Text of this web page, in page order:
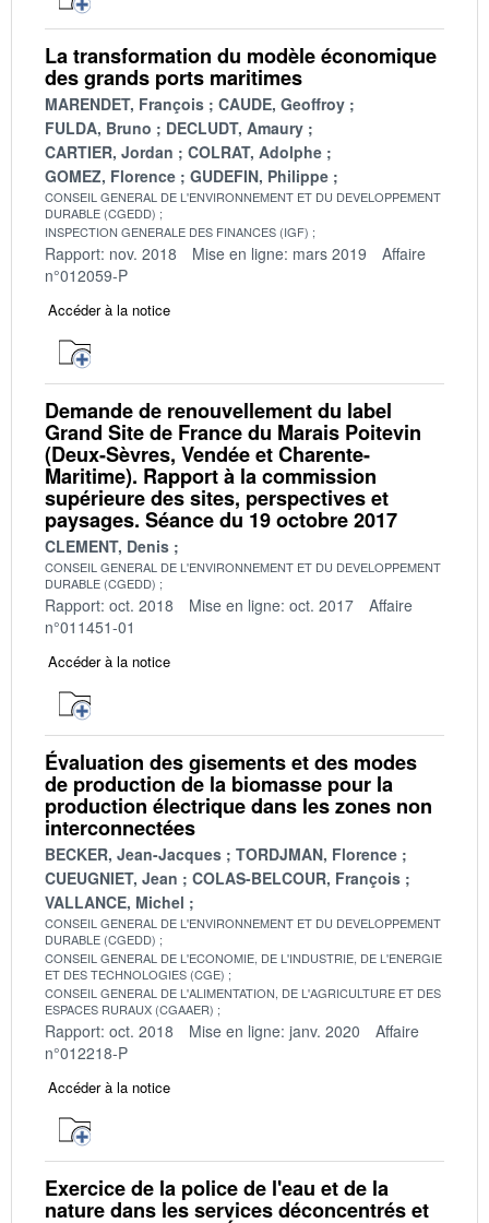
La transformation du modèle économique
des grands ports maritimes
MARENDET, François
CAUDE, Geoffroy
FULDA, Bruno
DECLUDT, Amaury
CARTIER, Jordan
COLRAT, Adolphe
GOMEZ, Florence
GUDEFIN, Philippe
CONSEIL GENERAL DE L'ENVIRONNEMENT ET DU DEVELOPPEMENT
DURABLE (CGEDD)
INSPECTION GENERALE DES FINANCES (IGF)
Rapport: nov. 2018 Mise en ligne: mars 2019
Affaire
n°012059-P
Accéder à la notice
Demande de renouvellement du label
Grand Site de France du Marais Poitevin
(Deux-Sèvres, Vendée et Charente-
Maritime). Rapport à la commission
supérieure des sites, perspectives et
paysages. Séance du 19 octobre 2017
CLEMENT, Denis
CONSEIL GENERAL DE L'ENVIRONNEMENT ET DU DEVELOPPEMENT
DURABLE (CGEDD)
Rapport: oct. 2018 Mise en ligne: oct. 2017
Affaire
n°011451-01
Accéder à la notice
Évaluation des gisements et des modes
de production de la biomasse pour la
production électrique dans les zones non
interconnectées
BECKER, Jean-Jacques
TORDJMAN, Florence
CUEUGNIET, Jean
COLAS-BELCOUR, François
VALLANCE, Michel
CONSEIL GENERAL DE L'ENVIRONNEMENT ET DU DEVELOPPEMENT
DURABLE (CGEDD)
CONSEIL GENERAL DE L'ECONOMIE, DE L'INDUSTRIE, DE L'ENERGIE
ET DES TECHNOLOGIES (CGE)
CONSEIL GENERAL DE L'ALIMENTATION, DE L'AGRICULTURE ET DES
ESPACES RURAUX (CGAAER)
Rapport: oct. 2018 Mise en ligne: janv. 2020
Affaire
n°012218-P
Accéder à la notice
Exercice de la police de l'eau et de la
nature dans les services déconcentrés et